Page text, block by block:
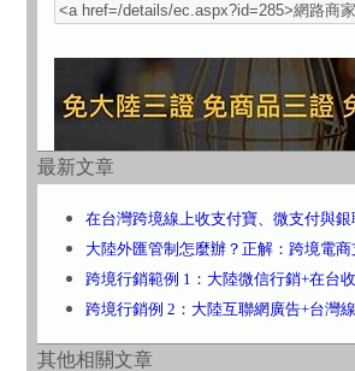
最新文章
在台灣跨境線上收支付寶、微支付與
大陸外匯管制怎麼辦？正解：跨境電商
跨境行銷範例 1：大陸微信行銷+在台
跨境行銷例 2：大陸互聯網廣告+台灣
其他相關文章